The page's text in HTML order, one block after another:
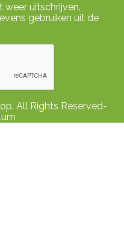
uitschrijven.
gebruiken uit de
All Rights Reserved-